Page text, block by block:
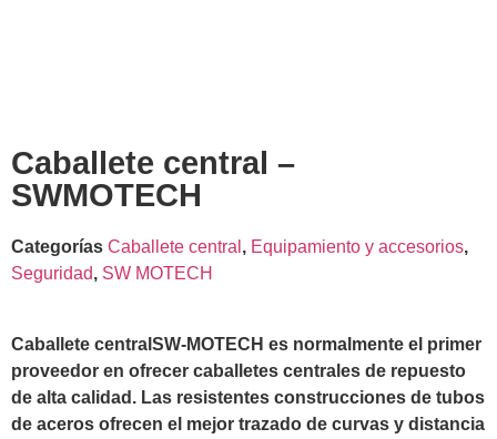
Caballete central –
SWMOTECH
Categorías Caballete central , Equipamiento y accesorios,
Seguridad, SW MOTECH
Caballete central SW-MOTECH es normalmente el primer
proveedor en ofrecer caballetes centrales de repuesto
de alta calidad. Las resistentes construcciones de tubos
de aceros ofrecen el mejor trazado de curvas y distancia